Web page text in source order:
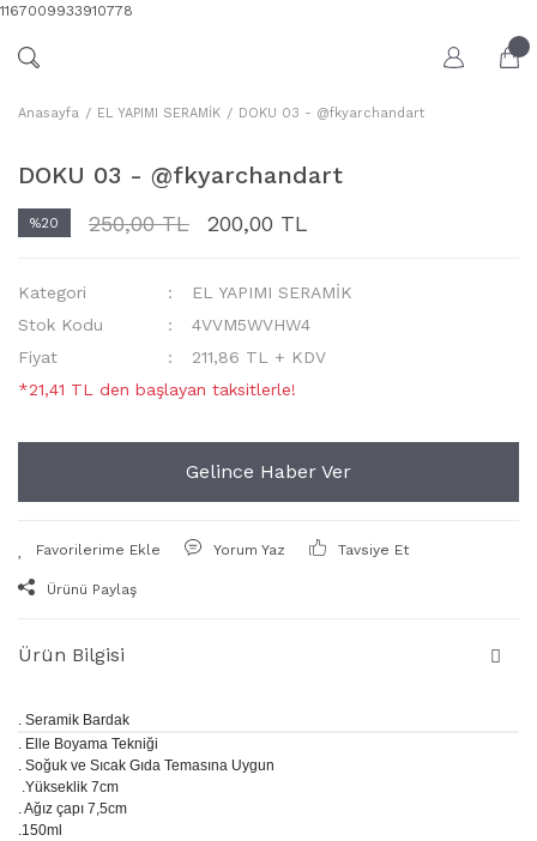
1167009933910778
Anasayfa EL YAPIMI SERAMİK DOKU 03 - @fkyarchandart
DOKU 03 - @fkyarchandart
%20 250,00 TL 200,00 TL
Kategori
EL YAPIMI SERAMİK
Stok Kodu
4VVM5WVHW4
Fiyat
211,86 TL + KDV
*21,41 TL den başlayan taksitlerle!
Gelince Haber Ver
Yorum Yaz Tavsiye Et
Ürünü Paylaş
Ürün Bilgisi
. Seramik Bardak
. Elle Boyama Tekniği
. Soğuk ve Sıcak Gıda Temasına Uygun
.Yükseklik 7cm
. Ağız çapı 7,5cm
.150ml